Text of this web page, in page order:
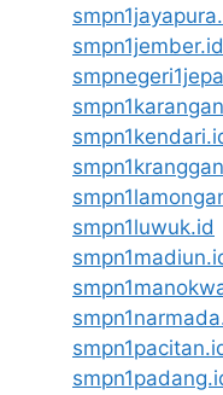
smpn1jember.id
smpn1luwuk.id